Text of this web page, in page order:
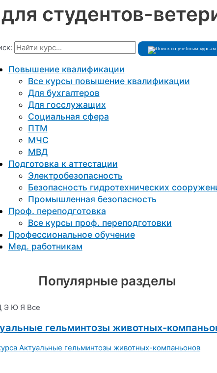
студентов-
Повышение квалификации
Все курсы повышение квалификации
Для бухгалтеров
Для госслужащих
Социальная сфера
ПТМ
МЧС
МВД
Подготовка к aттестации
Электробезопасность
Безопасность гидротехнических
Промышленная безопасность
Проф. переподготовка
Все курсы проф. переподготовки
Профессиональное обучение
Мед. работникам
Популярные разделы
Э Ю Я Все
гельминтозы животных-